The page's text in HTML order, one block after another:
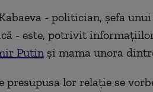
- politician, șefa
- este, potrivit
Putinși mama unora
presupusa lor relație se